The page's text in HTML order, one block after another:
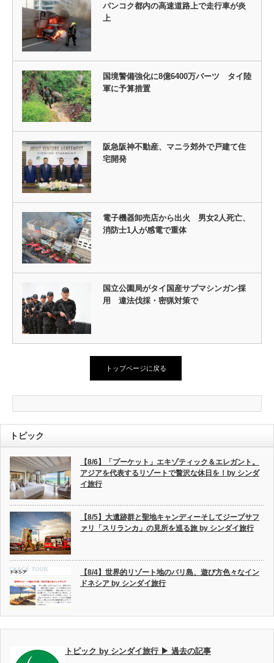
バンコク都内の高速道路上で走行車が炎
上
国境警備強化に8億6400万バーツ タイ陸
軍に予算措置
阪急阪神不動産、マニラ郊外で戸建て住
宅開発
電子機器卸売店から出火 男女2人死亡、
消防士1人が感電で重体
国立公園局がタイ国産サブマシンガン採
用 違法伐採・密猟対策で
トップページに戻る
トピック
【8/6】「プーケット」エキゾティック＆エレガント。
アジアを代表するリゾートで贅沢な休日を！by シンダ
イ旅行
【8/5】大遺跡群と聖地キャンディーそしてジープサフ
ァリ「スリランカ」の見所を巡る旅 by シンダイ旅行
【8/4】世界的リゾート地のバリ島、遊び方色々なイン
ドネシア by シンダイ旅行
トピック by シンダイ旅行 ▶ 過去の記事